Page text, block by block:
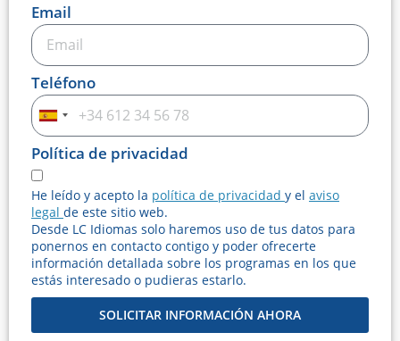
Email
Teléfono
Spain
+34
Política de privacidad
He leído y acepto la política de privacidad y el aviso
legal de este sitio web.
Desde LC Idiomas solo haremos uso de tus datos para
ponernos en contacto contigo y poder ofrecerte
información detallada sobre los programas en los que
estás interesado o pudieras estarlo.
SOLICITAR INFORMACIÓN AHORA